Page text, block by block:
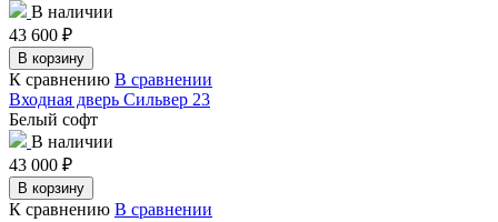
В наличии
43 600 ₽
В корзину
К сравнению В сравнении
Входная дверь Сильвер 23
Белый софт
В наличии
43 000 ₽
В корзину
К сравнению В сравнении